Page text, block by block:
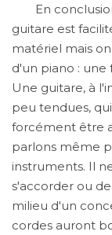
En
guitare est
matériel mais
d'un piano :
Une guitare, à
peu tendues,
forcément être
parlons même
instruments. Il
s'accorder ou
milieu d'un
cordes auront